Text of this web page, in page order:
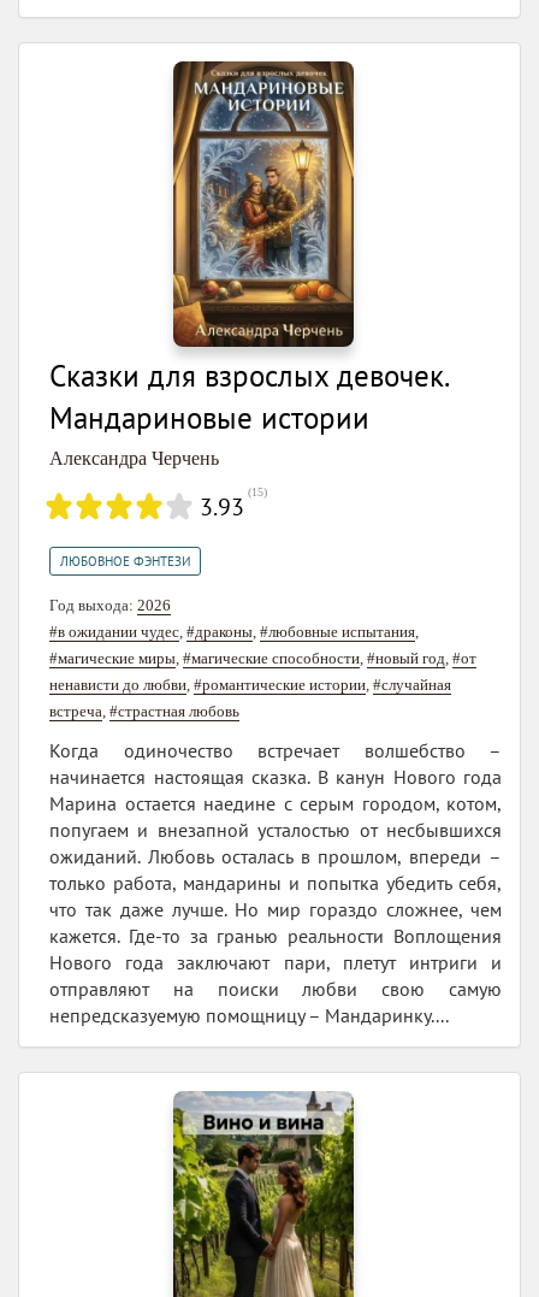
Сказки для взрослых девочек.
Мандариновые истории
Александра Черчень
3.93 (15)
ЛЮБОВНОЕ ФЭНТЕЗИ
Год выхода: 2026
#в ожидании чудес, #драконы, #любовные испытания,
#магические миры, #магические способности, #новый год, #от
ненависти до любви, #романтические истории, #случайная
встреча, #страстная любовь
Когда одиночество встречает волшебство –
начинается настоящая сказка. В канун Нового года
Марина остается наедине с серым городом, котом,
попугаем и внезапной усталостью от несбывшихся
ожиданий. Любовь осталась в прошлом, впереди –
только работа, мандарины и попытка убедить себя,
что так даже лучше. Но мир гораздо сложнее, чем
кажется. Где-то за гранью реальности Воплощения
Нового года заключают пари, плетут интриги и
отправляют на поиски любви свою самую
непредсказуемую помощницу – Мандаринку....